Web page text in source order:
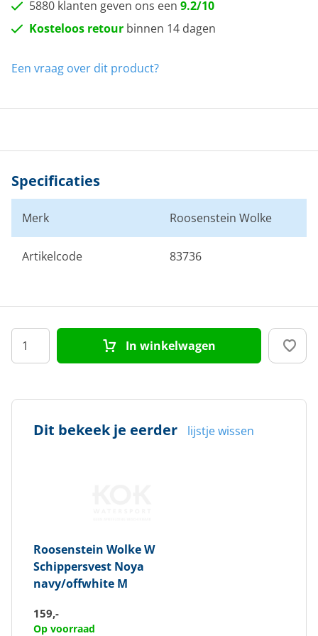
5880 klanten geven ons een 9.2/10
Kosteloos retour binnen 14 dagen
Een vraag over dit product?
Specificaties
Merk Roosenstein Wolke
Artikelcode 83736
In winkelwagen
Dit bekeek je eerder lijstje wissen
Roosenstein WolkeW
Schippersvest Noya
navy/offwhite M
159,-
Op voorraad